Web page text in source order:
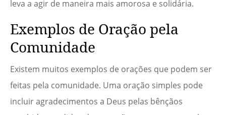
leva a agir de maneira mais amorosa e solidária.
Exemplos de Oração pela
Comunidade
Existem muitos exemplos de orações que podem ser
feitas pela comunidade. Uma oração simples pode
incluir agradecimentos a Deus pelas bênçãos